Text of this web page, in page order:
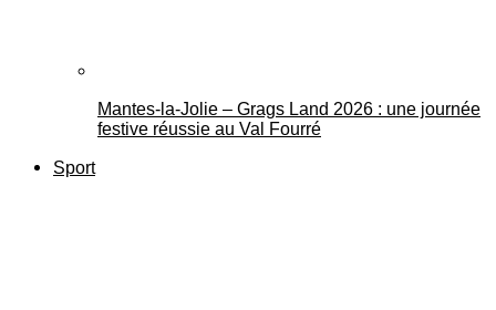
Mantes-la-Jolie – Grags Land 2026 : une journée
festive réussie au Val Fourré
Sport